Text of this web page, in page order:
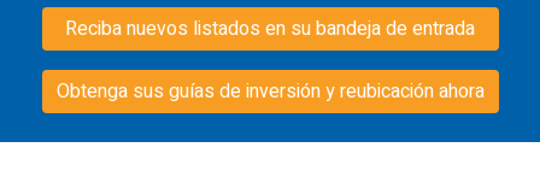
Reciba nuevos listados en su bandeja de entrada
Obtenga sus guías de inversión y reubicación ahora